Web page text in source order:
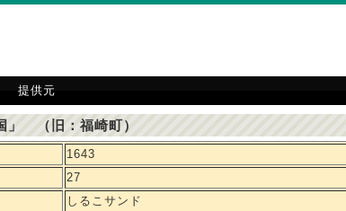
提供元
」 （旧：福崎町）
1643
27
しるこサンド